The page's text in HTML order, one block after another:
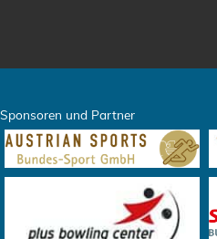
Sponsoren und Partner